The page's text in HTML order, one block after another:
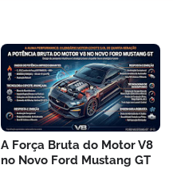
A Força Bruta do Motor V8
no Novo Ford Mustang GT